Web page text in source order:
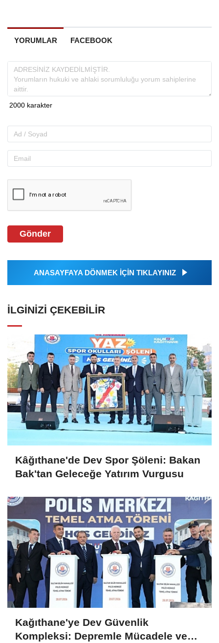
YORUMLAR FACEBOOK
Gönder
ANASAYFAYA DÖNMEK İÇİN TIKLAYINIZ
İLGINIZI ÇEKEBILIR
Kâğıthane'de Dev Spor Şöleni: Bakan
Bak'tan Geleceğe Yatırım Vurgusu
Kağıthane'ye Dev Güvenlik
Kompleksi: Depremle Mücadele ve